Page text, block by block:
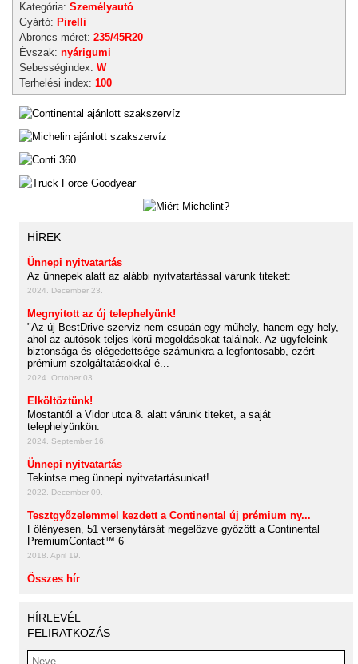
Kategória: Személyautó
Gyártó: Pirelli
Abroncs méret: 235/45R20
Évszak: nyárigumi
Sebességindex: W
Terhelési index: 100
HÍREK
Ünnepi nyitvatartás
Az ünnepek alatt az alábbi nyitvatartással várunk titeket:
2024. December 23.
Megnyitott az új telephelyünk!
"Az új BestDrive szerviz nem csupán egy műhely, hanem egy hely,
ahol az autósok teljes körű megoldásokat találnak. Az ügyfeleink
biztonsága és elégedettsége számunkra a legfontosabb, ezért
prémium szolgáltatásokkal é...
2024. October 03.
Elköltöztünk!
Mostantól a Vidor utca 8. alatt várunk titeket, a saját
telephelyünkön.
2024. September 16.
Ünnepi nyitvatartás
Tekintse meg ünnepi nyitvatartásunkat!
2022. December 09.
Tesztgyőzelemmel kezdett a Continental új prémium ny...
Fölényesen, 51 versenytársát megelőzve győzött a Continental
PremiumContact™ 6
2018. April 19.
Összes hír
HÍRLEVÉL
FELIRATKOZÁS